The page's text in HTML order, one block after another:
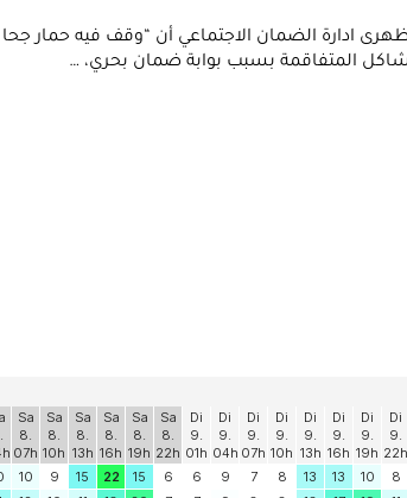
ادارة الضمان الاجتماعي أن “وقف فيه حمار
المتفاقمة بسبب بوابة ضمان بحري، …